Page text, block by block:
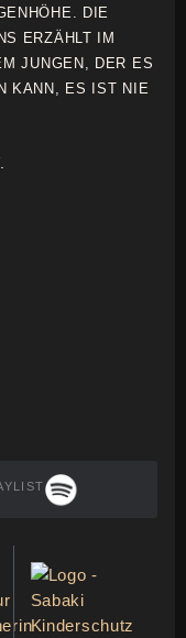
DIE
ERZÄHLT IM
JUNGEN, DER ES
KANN, ES IST NIE